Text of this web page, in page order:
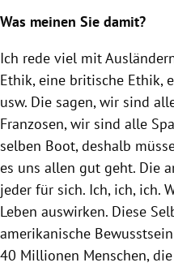
Was meinen Sie damit?
Ich rede viel mit
Ethik, eine britische Ethik,
usw. Die sagen, wir sind
Franzosen, wir sind alle
selben Boot, deshalb
es uns allen gut geht. Die
jeder für sich. Ich, ich, ich.
Leben auswirken. Diese
amerikanische
40 Millionen Menschen,